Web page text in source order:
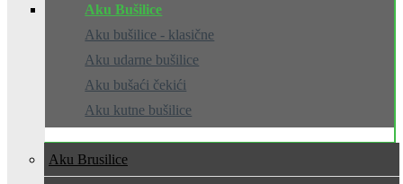
Aku Bušilice
Aku bušilice - klasične
Aku udarne bušilice
Aku bušaći čekići
Aku kutne bušilice
Aku Brusilice